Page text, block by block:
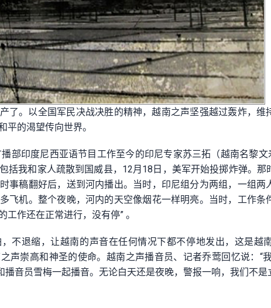
了。以全国军民决战决胜的精神，越南之声坚强越过轰炸，维
平的渴望传向世界。
部印度尼西亚语节目工作至今的印尼专家苏三拓（越南名黎文
括我和家人疏散到国威县，12月18日，美军开始投掷炸弹。
事稿翻好后，送到河内播出。当时，印尼组分为两组，一组两
飞机。整个夜晚，河内的天空像烟花一样明亮。当时，工作条
作还在正常进行，没有停” 。
不退缩，让越南的声音在任何情况下都不停地发出，这是越
声崇高和神圣的使命。越南之声播音员、记者乔莺回忆说：“
播音员雪梅一起播音。无论白天还是夜晚，警报一响，我们不